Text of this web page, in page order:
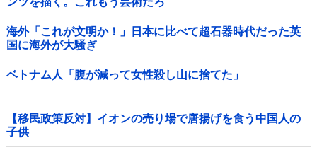
海外「これが文明か！」日本に比べて超石器時代だった英
国に海外が大騒ぎ
ベトナム人「腹が減って女性殺し山に捨てた」
【移民政策反対】イオンの売り場で唐揚げを食う中国人の
子供